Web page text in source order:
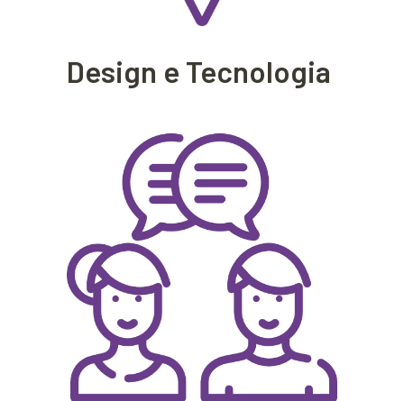
Design e Tecnologia